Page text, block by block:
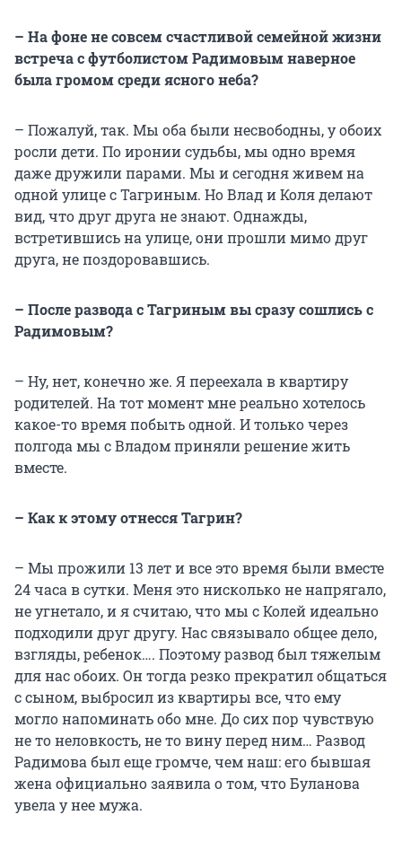
– На фоне не совсем счастливой семейной жизни
встреча с футболистом Радимовым наверное
была громом среди ясного неба?
– Пожалуй, так. Мы оба были несвободны, у обоих
росли дети. По иронии судьбы, мы одно время
даже дружили парами. Мы и сегодня живем на
одной улице с Тагриным. Но Влад и Коля делают
вид, что друг друга не знают. Однажды,
встретившись на улице, они прошли мимо друг
друга, не поздоровавшись.
– После развода с Тагриным вы сразу сошлись с
Радимовым?
– Ну, нет, конечно же. Я переехала в квартиру
родителей. На тот момент мне реально хотелось
какое-то время побыть одной. И только через
полгода мы с Владом приняли решение жить
вместе.
– Как к этому отнесся Тагрин?
– Мы прожили 13 лет и все это время были вместе
24 часа в сутки. Меня это нисколько не напрягало,
не угнетало, и я считаю, что мы с Колей идеально
подходили друг другу. Нас связывало общее дело,
взгляды, ребенок…. Поэтому развод был тяжелым
для нас обоих. Он тогда резко прекратил общаться
с сыном, выбросил из квартиры все, что ему
могло напоминать обо мне. До сих пор чувствую
не то неловкость, не то вину перед ним… Развод
Радимова был еще громче, чем наш: его бывшая
жена официально заявила о том, что Буланова
увела у нее мужа.